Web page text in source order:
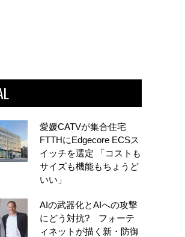
愛媛CATVが集合住宅
FTTHにEdgecore ECSス
イッチを選定 「コストも
サイズも機能もちょうど
いい」
AIの武器化とAIへの攻撃
にどう対抗? フォーテ
ィネットが描く新・防御